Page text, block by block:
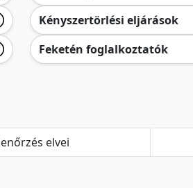
Kényszertörlési eljárások
Feketén foglalkoztatók
elvei